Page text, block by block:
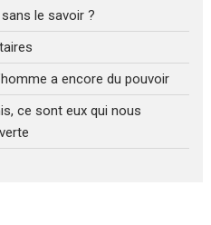
le savoir ?
a encore du pouvoir
ce sont eux qui nous